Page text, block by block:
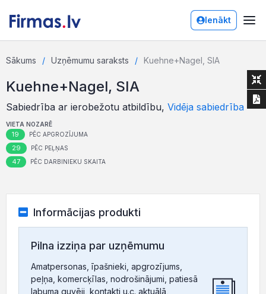
Ienākt
Sākums Uzņēmumu saraksts Kuehne+Nagel, SIA
Kuehne+Nagel, SIA
Sabiedrība ar ierobežotu atbildību, Vidēja sabiedrība
VIETA NOZARĒ
19 PĒC APGROZĪJUMA
29 PĒC PEĻŅAS
47 PĒC DARBINIEKU SKAITA
Informācijas produkti
Pilna izziņa par uzņēmumu
Amatpersonas, īpašnieki, apgrozījums,
peļņa, komercķīlas, nodrošinājumi, patiesā
labuma guvēji, kontakti u.c. aktuālā,